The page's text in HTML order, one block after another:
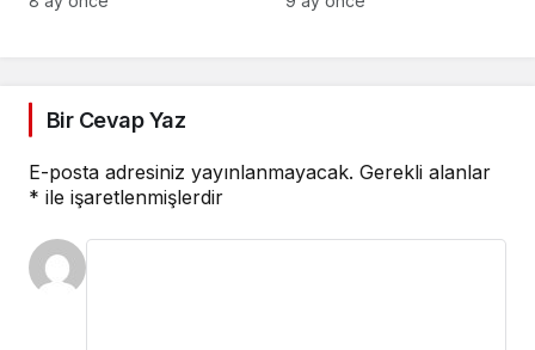
Bir Cevap Yaz
E-posta adresiniz yayınlanmayacak. Gerekli alanlar
* ile işaretlenmişlerdir